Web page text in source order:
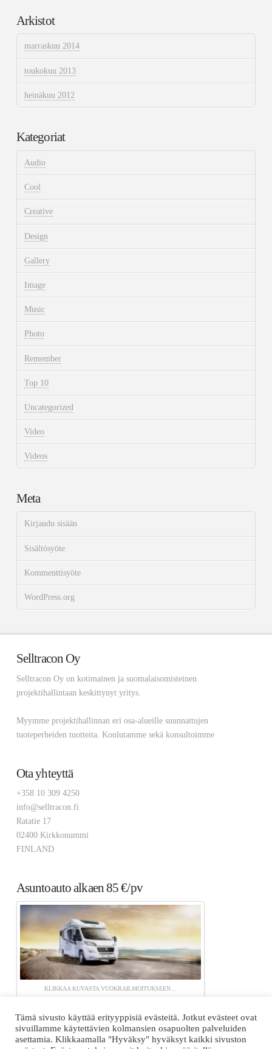
Arkistot
marraskuu 2014
toukokuu 2013
heinäkuu 2012
Kategoriat
Audio
Cool
Creative
Design
Gallery
Image
Music
Photo
Remember
Top 10
Uncategorized
Video
Videos
Meta
Kirjaudu sisään
Sisältösyöte
Kommenttisyöte
WordPress.org
Selltracon Oy
Selltracon Oy on kotimainen ja suomalaisomisteinen
projektihallintaan keskittynyt yritys.
Myymme projektihallinnan eri osa-alueille suunnattujen
tuoteperheiden tuotteita. Koulutamme sekä konsultoimme
Ota yhteyttä
+358 10 309 4250
info@selltracon.fi
Ratatie 17
02400 Kirkkonummi
FINLAND
Asuntoauto alkaen 85 €/pv
KLIKKAA KUVASTA VUOKRAILMOITUKSEEN…
KOULUTUS / TUKI
Tämä sivusto käyttää erityyppisiä evästeitä. Jotkut evästeet ovat
sivuillamme käytettävien kolmansien osapuolten palveluiden
asettamia. Klikkaamalla "Hyväksy" hyväksyt kaikki sivuston